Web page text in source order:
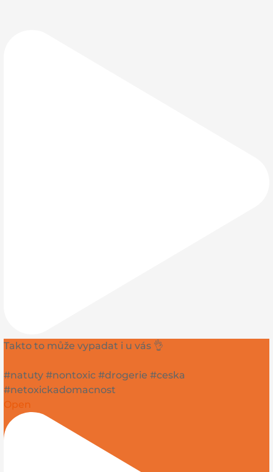
Takto to může vypadat i u vás 👌
#natuty #nontoxic #drogerie #ceska
#netoxickadomacnost
Open